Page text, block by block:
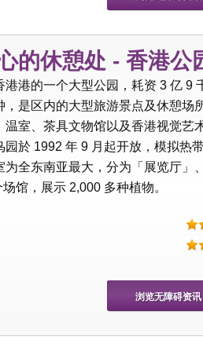
的休憩处 - 香港公
港港的一个大型公园，耗资 3 亿 9
，是区内的大型旅游景点及休憩场
温室、茶具文物馆以及香港视觉艺
园於 1992 年 9 月起开放，模拟热
为全东南亚最大，分为「展览厅」
馆，展示 2,000 多种植物。
浏览无障碍资讯